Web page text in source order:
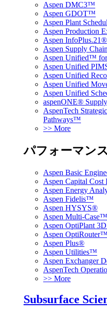
Aspen DMC3™
Aspen GDOT™
Aspen Plant
Aspen Production
Aspen InfoPlus.21®
Aspen Supply
Aspen Unified™ for
Aspen Unified
Aspen Unified
Aspen Unified
Aspen Unified
aspenONE®
AspenTech
Pathways™
>> More
パフォーマン
Aspen Basic
Aspen Capital
Aspen Energy
Aspen Fidelis™
Aspen HYSYS®
Aspen Multi-Case™
Aspen OptiPlant
Aspen OptiRouter™
Aspen Plus®
Aspen Utilities™
Aspen Exchanger
AspenTech
>> More
Subsurface